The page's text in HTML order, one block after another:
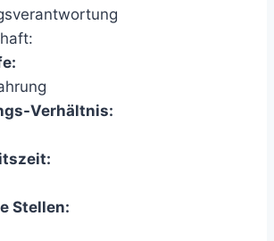
Verhältnis:
Stellen: